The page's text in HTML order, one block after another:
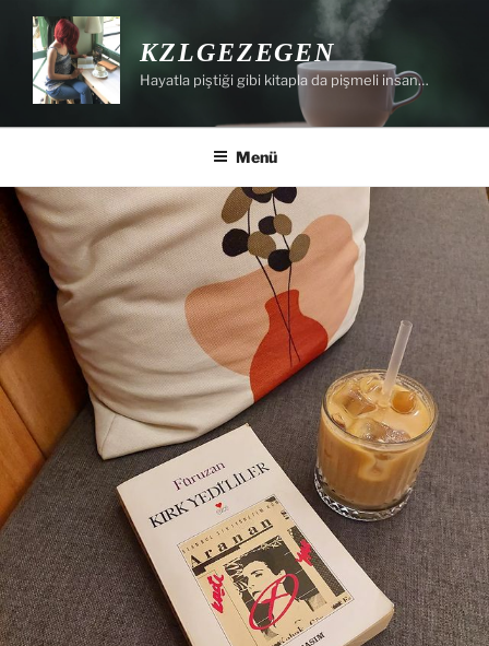
İçeriğe
KZLGEZEGEN
Hayatla piştiği gibi kitapla da pişmeli insan…
Menü